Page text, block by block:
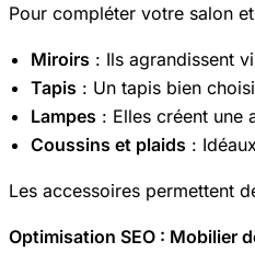
Pour compléter votre salon
Miroirs : Ils agrandissent
Tapis : Un tapis bien
Lampes : Elles créent une
Coussins et plaids :
Les accessoires permettent
Optimisation SEO : Mobilier